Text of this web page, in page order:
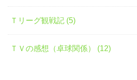
Ｔリーグ観戦記 (5)
ＴＶの感想（卓球関係） (12)